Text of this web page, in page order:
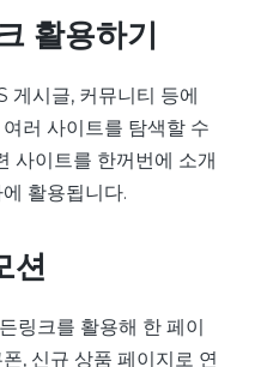
활용하기
게시글, 커뮤니티 등에
러 사이트를 탐색할 수
사이트를 한꺼번에 소개
활용됩니다.
션
링크를 활용해 한 페이
, 신규 상품 페이지로 연